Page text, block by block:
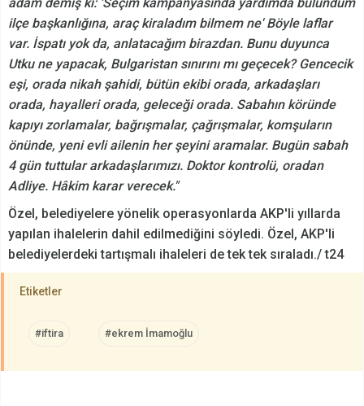
ilçe başkanlığına, araç kiraladım bilmem ne' Böyle laflar
var. İspatı yok da, anlatacağım birazdan. Bunu duyunca
Utku ne yapacak, Bulgaristan sınırını mı geçecek? Gencecik
eşi, orada nikah şahidi, bütün ekibi orada, arkadaşları
orada, hayalleri orada, geleceği orada. Sabahın köründe
kapıyı zorlamalar, bağrışmalar, çağrışmalar, komşuların
önünde, yeni evli ailenin her şeyini aramalar. Bugün sabah
4 gün tuttular arkadaşlarımızı. Doktor kontrolü, oradan
Adliye. Hâkim karar verecek."
Özel, belediyelere yönelik operasyonlarda AKP'li yıllarda
yapılan ihalelerin dahil edilmediğini söyledi. Özel, AKP'li
belediyelerdeki tartışmalı ihaleleri de tek tek sıraladı./ t24
Etiketler
#iftira #ekrem İmamoğlu